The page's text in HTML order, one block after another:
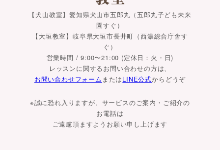
【犬山教室】愛知県犬山市五郎丸（五郎丸子ども未来
園すぐ）
【大垣教室】岐阜県大垣市長井町（西濃総合庁舎す
ぐ）
営業時間 / 9:00〜21:00 (定休日：火・日)
レッスンに関するお問い合わせの方は、
お問い合わせフォーム またはLINE公式からどうぞ
※誠に恐れ入りますが、サービスのご案内・ご紹介の
お電話は
ご遠慮頂ますようお願い申し上げます